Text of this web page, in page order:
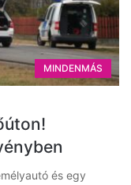
MINDENMÁS
és egy